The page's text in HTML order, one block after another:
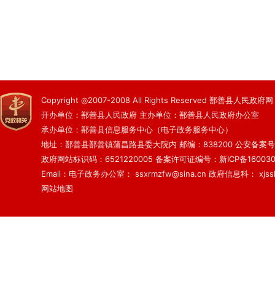
Copyright ◎2007-2008 All Rights Reserved 鄯善县人民政府网
开办单位：鄯善县人民政府 主办单位：鄯善县人民政府办公室
承办单位：鄯善县信息服务中心（电子政务服务中心）
地址：鄯善县鄯善镇蒲昌路县委大院内 邮编：838200 公安备案
政府网站标识码：6521220005 备案许可证编号：新ICP备
Email：电子政务办公室： ssxrmzfw@sina.cn 政府信息科：
网站地图